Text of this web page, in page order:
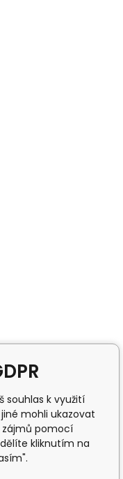
souhlas k využití
mohli ukazovat
pomocí
kliknutím na